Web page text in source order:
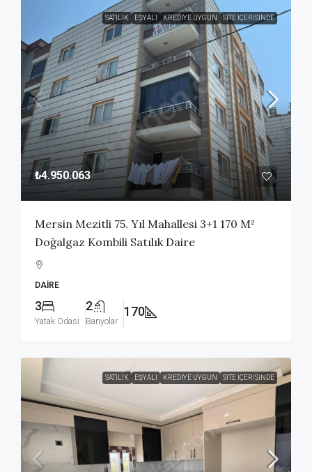
SATILIK EŞYALI KREDIYE UYGUN SITE İÇERISINDE
₺4.950.063
Mersin Mezitli 75. Yıl Mahallesi 3+1 170 M²
Doğalgaz Kombili Satılık Daire
DAIRE
3
Yatak Odasi
2
Banyolar
170
SATILIK EŞYALI KREDIYE UYGUN SITE İÇERISINDE